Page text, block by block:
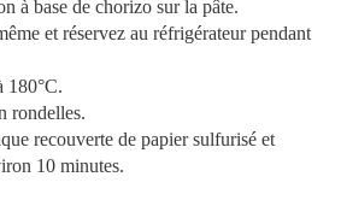
à base de chorizo sur la pâte.
et réservez au réfrigérateur pendant
180°C.
rondelles.
recouverte de papier sulfurisé et
10 minutes.